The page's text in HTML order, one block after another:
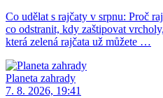
Co udělat s rajčaty v srpnu: Proč
co odstranit, kdy zaštipovat
která zelená rajčata už můžete …
Planeta zahrady
7. 8. 2026, 19:41